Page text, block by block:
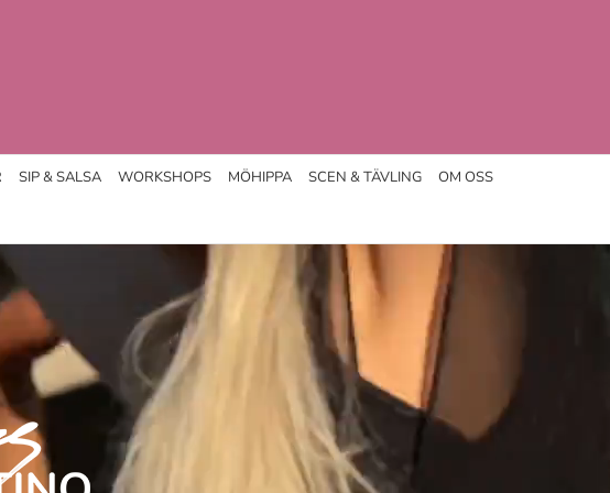
SIP & SALSA WORKSHOPS MÖHIPPA SCEN & TÄVLING OM OSS